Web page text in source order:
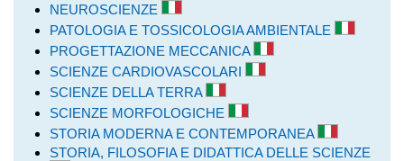
NEUROSCIENZE
PATOLOGIA E TOSSICOLOGIA AMBIENTALE
PROGETTAZIONE MECCANICA
SCIENZE CARDIOVASCOLARI
SCIENZE DELLA TERRA
SCIENZE MORFOLOGICHE
STORIA MODERNA E CONTEMPORANEA
STORIA, FILOSOFIA E DIDATTICA DELLE SCIENZE